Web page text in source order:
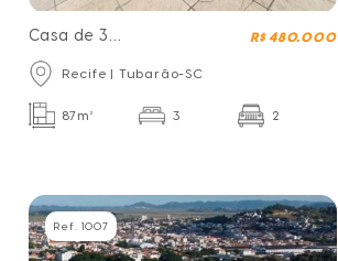
Casa de 3
dormitórios próximo
a Arena Multiuso
R$ 480.000
Recife | Tubarão-SC
87m² 3 2
Ref. 1007